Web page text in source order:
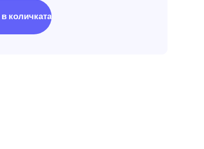
количката